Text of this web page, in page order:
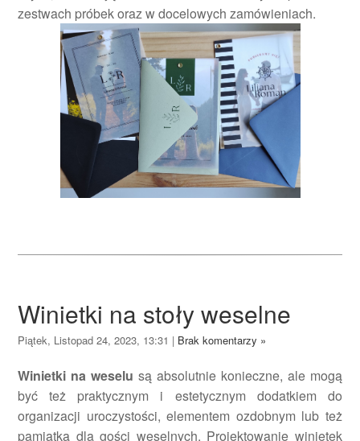
zestwach próbek oraz w docelowych zamówieniach.
Winietki na stoły weselne
Piątek, Listopad 24, 2023, 13:31 | Brak komentarzy »
Winietki na weselu są absolutnie konieczne, ale mogą
być też praktycznym i estetycznym dodatkiem do
organizacji uroczystości, elementem ozdobnym lub też
pamiątką dla gości weselnych. Projektowanie winietek